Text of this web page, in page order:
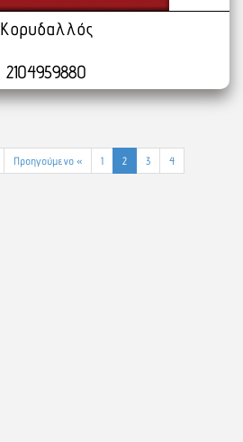
Κορυδαλλός
2104959880
Προηγούμενο « 1 2 3
4